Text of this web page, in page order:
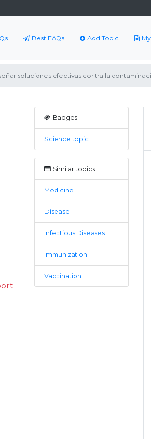
Best FAQs Add Topic
soluciones efectivas contra la
Badges
Science topic
Similar topics
Medicine
Disease
Infectious Diseases
Immunization
Vaccination